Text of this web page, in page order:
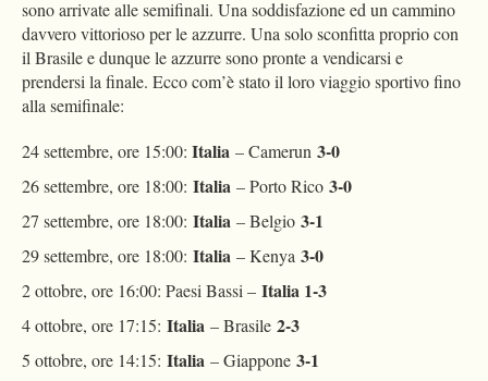
sono arrivate alle semifinali. Una soddisfazione ed un cammino
davvero vittorioso per le azzurre. Una solo sconfitta proprio con
il Brasile e dunque le azzurre sono pronte a vendicarsi e
prendersi la finale. Ecco com’è stato il loro viaggio sportivo fino
alla semifinale:
24 settembre, ore 15:00: Italia – Camerun 3-0
26 settembre, ore 18:00: Italia – Porto Rico 3-0
27 settembre, ore 18:00: Italia – Belgio 3-1
29 settembre, ore 18:00: Italia – Kenya 3-0
2 ottobre, ore 16:00: Paesi Bassi – Italia 1-3
4 ottobre, ore 17:15: Italia – Brasile 2-3
5 ottobre, ore 14:15: Italia – Giappone 3-1